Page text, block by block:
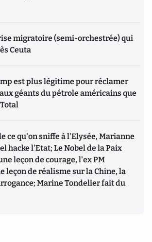
migratoire (semi-orchestrée) qui
Ceuta
est plus légitime pour réclamer
géants du pétrole américains que
ce qu'on sniffe à l'Elysée, Marianne
hacke l'Etat; Le Nobel de la Paix
leçon de courage, l'ex PM
leçon de réalisme sur la Chine, la
Marine Tondelier fait du